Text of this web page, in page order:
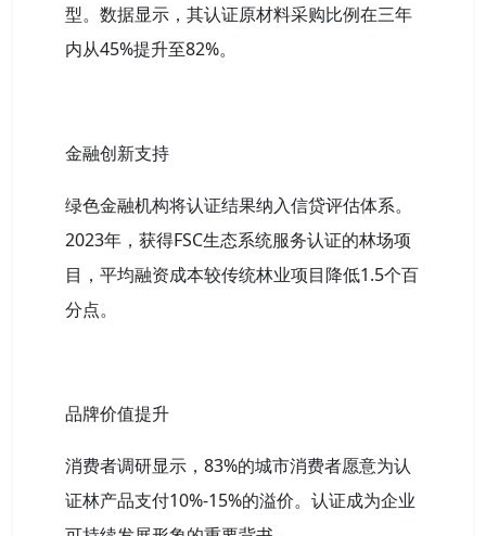
型。数据显示，其认证原材料采购比例在三年
内从45%提升至82%。
金融创新支持
绿色金融机构将认证结果纳入信贷评估体系。
2023年，获得FSC生态系统服务认证的林场项
目，平均融资成本较传统林业项目降低1.5个百
分点。
品牌价值提升
消费者调研显示，83%的城市消费者愿意为认
证林产品支付10%-15%的溢价。认证成为企业